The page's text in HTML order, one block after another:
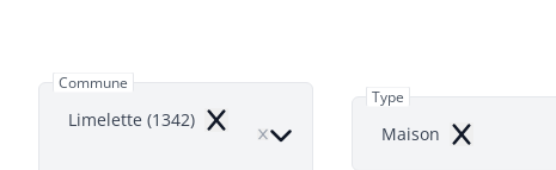
Commune
Limelette (1342) Remove
Type
Maison Remove